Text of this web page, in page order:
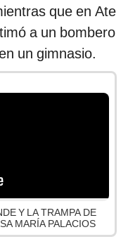
que en Ate
a un bombero
un gimnasio.
Y LA TRAMPA DE
MARÍA PALACIOS